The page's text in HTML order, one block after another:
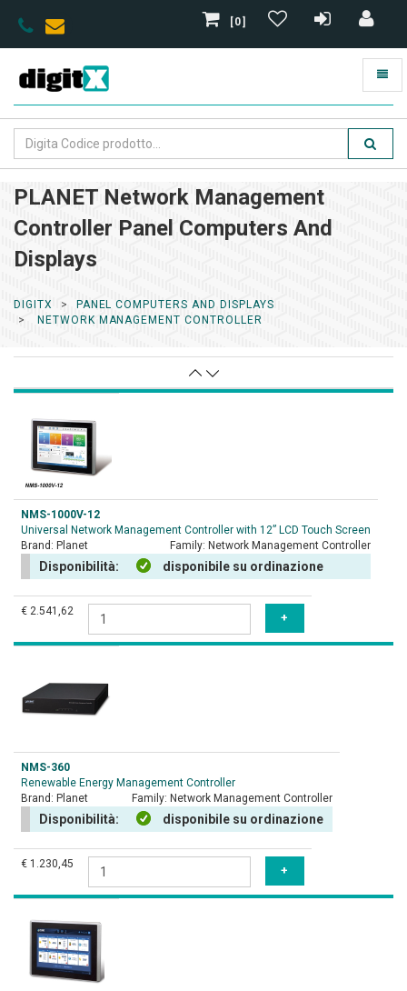
[0]
PLANET Network Management
Controller Panel Computers And
Displays
DIGITX
PANEL COMPUTERS AND DISPLAYS
NETWORK MANAGEMENT CONTROLLER
NMS-1000V-12
Universal Network Management Controller with 12” LCD Touch Screen
Brand: Planet Family: Network Management Controller
Disponibilità: disponibile su ordinazione
€ 2.541,62
NMS-360
Renewable Energy Management Controller
Brand: Planet Family: Network Management Controller
Disponibilità: disponibile su ordinazione
€ 1.230,45